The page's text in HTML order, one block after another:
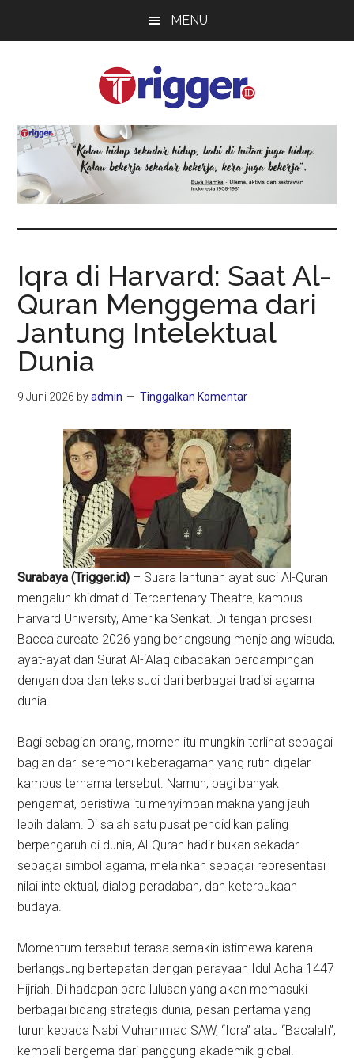
MENU
Trigger
Terkini
Iqra di Harvard: Saat Al-
Quran Menggema dari
Jantung Intelektual
Dunia
9 Juni 2026 byadmin Tinggalkan Komentar
Surabaya (Trigger.id) – Suara lantunan ayat suci Al-Quran
mengalun khidmat di Tercentenary Theatre, kampus
Harvard University, Amerika Serikat. Di tengah prosesi
Baccalaureate 2026 yang berlangsung menjelang wisuda,
ayat-ayat dari Surat Al-‘Alaq dibacakan berdampingan
dengan doa dan teks suci dari berbagai tradisi agama
dunia.
Bagi sebagian orang, momen itu mungkin terlihat sebagai
bagian dari seremoni keberagaman yang rutin digelar
kampus ternama tersebut. Namun, bagi banyak
pengamat, peristiwa itu menyimpan makna yang jauh
lebih dalam. Di salah satu pusat pendidikan paling
berpengaruh di dunia, Al-Quran hadir bukan sekadar
sebagai simbol agama, melainkan sebagai representasi
nilai intelektual, dialog peradaban, dan keterbukaan
budaya.
Momentum tersebut terasa semakin istimewa karena
berlangsung bertepatan dengan perayaan Idul Adha 1447
Hijriah. Di hadapan para lulusan yang akan memasuki
berbagai bidang strategis dunia, pesan pertama yang
turun kepada Nabi Muhammad SAW, “Iqra” atau “Bacalah”,
kembali bergema dari panggung akademik global.